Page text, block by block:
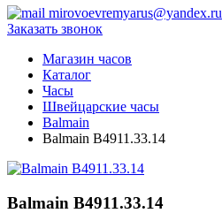
mirovoevremyarus@yandex.ru
Заказать звонок
Магазин часов
Каталог
Часы
Швейцарские часы
Balmain
Balmain B4911.33.14
Balmain B4911.33.14